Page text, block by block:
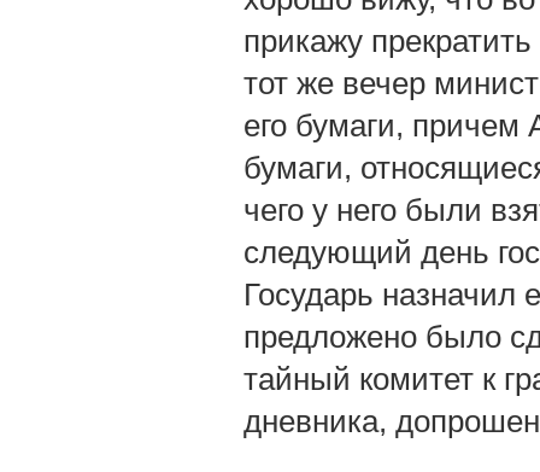
прикажу
тот же вечер
его бумаги, причем
бумаги,
чего у него были
следующий день
Государь назначил
предложено было
тайный комитет к
дневника,